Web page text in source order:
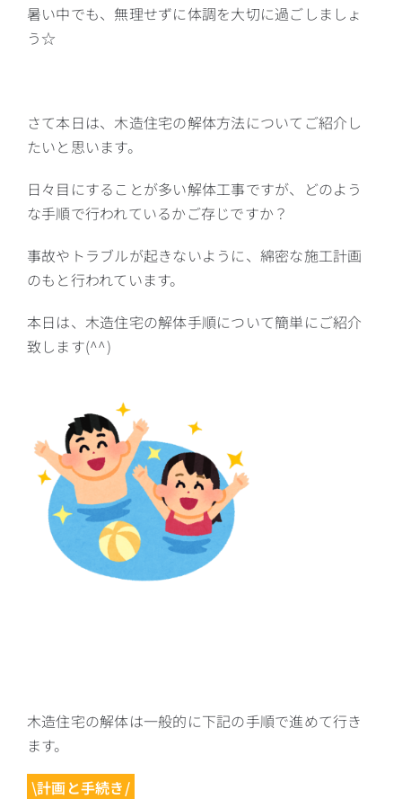
暑い中でも、無理せずに体調を大切に過ごしましょ
う☆
さて本日は、木造住宅の解体方法についてご紹介し
たいと思います。
日々目にすることが多い解体工事ですが、どのよう
な手順で行われているかご存じですか？
事故やトラブルが起きないように、綿密な施工計画
のもと行われています。
本日は、木造住宅の解体手順について簡単にご紹介
致します(^^)
木造住宅の解体は一般的に下記の手順で進めて行き
ます。
\計画と手続き/